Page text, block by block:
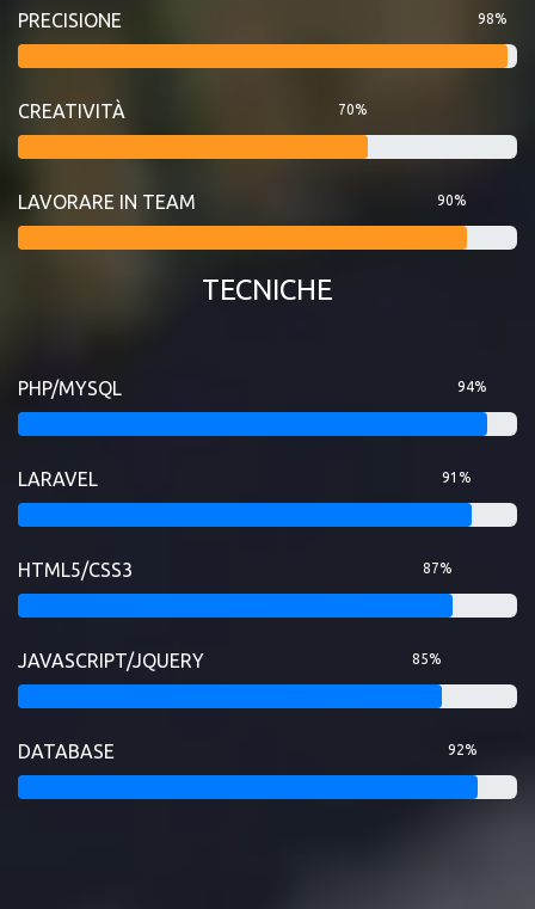
PRECISIONE 98%
CREATIVITÀ 70%
LAVORARE IN TEAM 90%
TECNICHE
PHP/MYSQL 94%
LARAVEL 91%
HTML5/CSS3 87%
JAVASCRIPT/JQUERY 85%
DATABASE 92%